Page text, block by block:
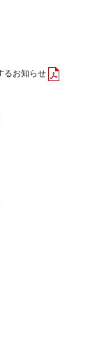
るお知らせ